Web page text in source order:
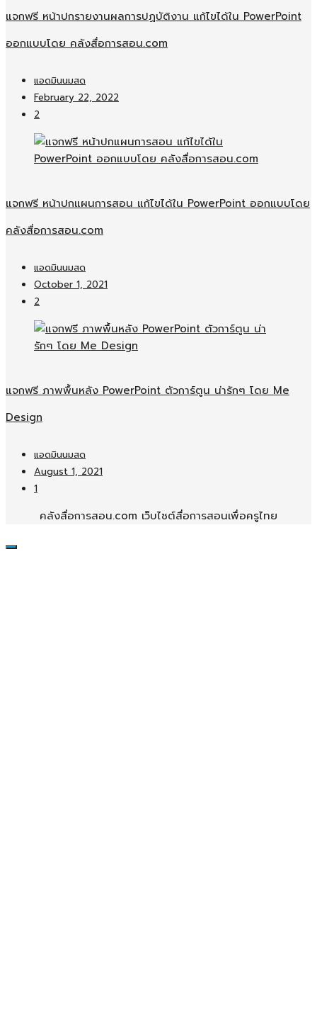
แจกฟรี หน้าปกรายงานผลการปฏบัติงาน แก้ไขได้ใน PowerPoint
ออกแบบโดย คลังสื่อการสอน.com
แอดมินนมสด
February 22, 2022
2
แจกฟรี หน้าปกแผนการสอน แก้ไขได้ใน PowerPoint ออกแบบโดย
คลังสื่อการสอน.com
แอดมินนมสด
October 1, 2021
2
แจกฟรี ภาพพื้นหลัง PowerPoint ตัวการ์ตูน น่ารักๆ โดย Me
Design
แอดมินนมสด
August 1, 2021
1
คลังสื่อการสอน.com เว็บไซต์สื่อการสอนเพื่อครูไทย